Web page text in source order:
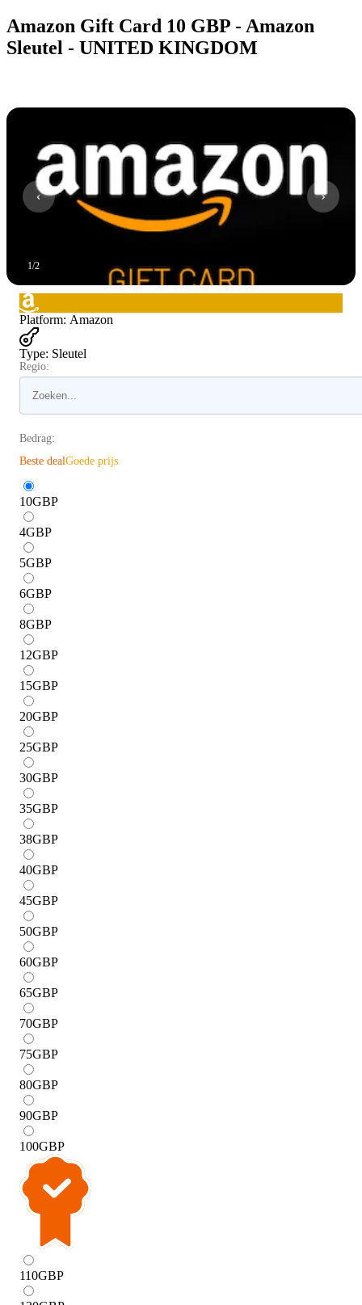
Amazon Gift Card 10 GBP - Amazon
Sleutel - UNITED KINGDOM
1/2
Platform: Amazon
Type: Sleutel
Regio:
Bedrag:
Beste dealGoede prijs
10GBP
4GBP
5GBP
6GBP
8GBP
12GBP
15GBP
20GBP
25GBP
30GBP
35GBP
38GBP
40GBP
45GBP
50GBP
60GBP
65GBP
70GBP
75GBP
80GBP
90GBP
100GBP
110GBP